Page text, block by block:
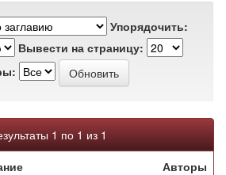
Упорядочить:
Вывести на страницу:
1 по 1 из 1
Авторы